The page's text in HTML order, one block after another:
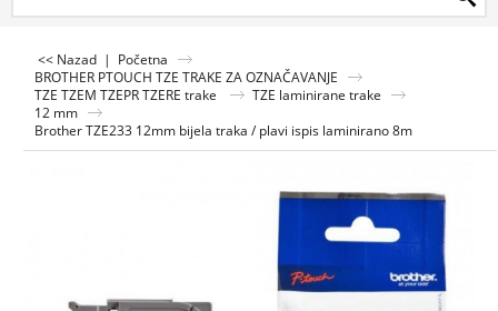
<< Nazad | Početna
BROTHER PTOUCH TZE TRAKE ZA OZNAČAVANJE
TZE TZEM TZEPR TZERE trake
TZE laminirane trake
12 mm
Brother TZE233 12mm bijela traka / plavi ispis laminirano 8m